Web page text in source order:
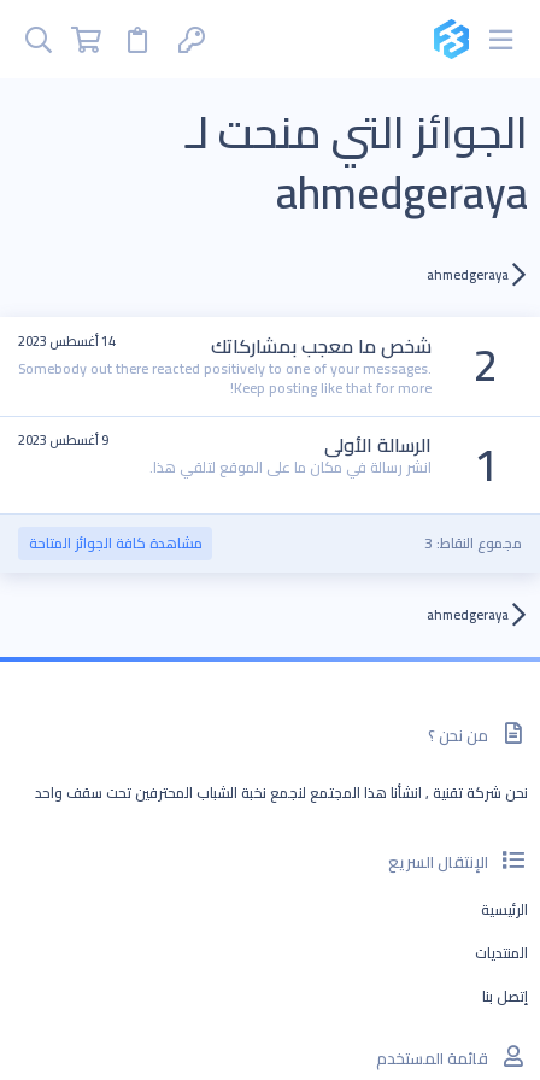
الجوائز التي منحت لـ
ahmedgeraya
ahmedgeraya
2 14 أغسطس 2023 شخص ما معجب بمشاركاتك
Somebody out there reacted positively to one of your messages.
Keep posting like that for more!
1 9 أغسطس 2023 الرسالة الأولى
انشر رسالة في مكان ما على الموقع لتلقي هذا.
مجموع النقاط: 3 مشاهدة كافة الجوائز المتاحة
ahmedgeraya
من نحن ؟
نحن شركة تقنية , انشأنا هذا المجتمع لنجمع نخبة الشباب المحترفين تحت سقف واحد
الإنتقال السريع
الرئيسية
المنتديات
إتصل بنا
قائمة المستخدم